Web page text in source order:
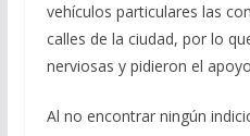
vehículos particulares las
calles de la ciudad, por lo
nerviosas y pidieron el
Al no encontrar ningún